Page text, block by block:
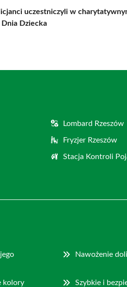
uczestniczyli w
Dziecka
Lombard Rzeszów
Fryzjer Rzeszów
Stacja Kontroli
Nawożenie
kolory
Szybkie i